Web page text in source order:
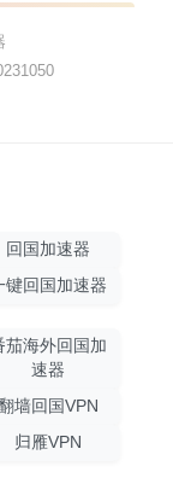
回国加速器
键回国加速器
茄海外回国加
速器
墙回国VPN
归雁VPN